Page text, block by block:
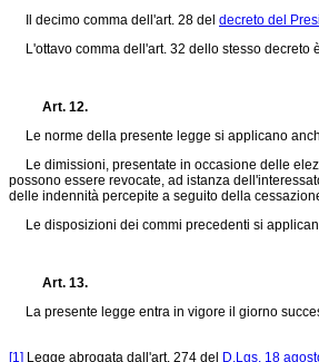
Il decimo comma dell'art. 28 del decreto del
L'ottavo comma dell'art. 32 dello stesso decreto
Art. 12.
Le norme della presente legge si applicano
Le dimissioni, presentate in occasione delle
possono essere revocate, ad istanza
delle indennità percepite a seguito della
Le disposizioni dei commi precedenti si
Art. 13.
La presente legge entra in vigore il giorno
[1] Legge abrogata dall'art. 274 del D.Lgs. 18